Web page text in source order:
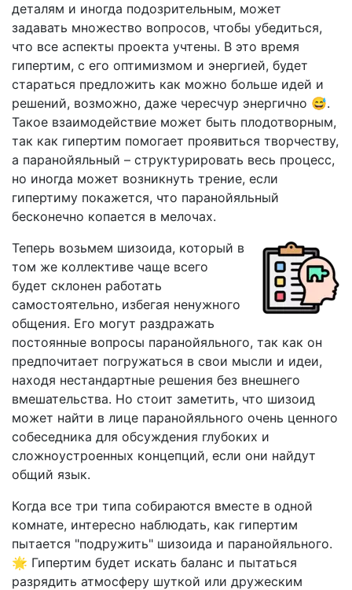
деталям и иногда подозрительным, может
задавать множество вопросов, чтобы убедиться,
что все аспекты проекта учтены. В это время
гипертим, с его оптимизмом и энергией, будет
стараться предложить как можно больше идей и
решений, возможно, даже чересчур энергично 😅.
Такое взаимодействие может быть плодотворным,
так как гипертим помогает проявиться творчеству,
а паранойяльный – структурировать весь процесс,
но иногда может возникнуть трение, если
гипертиму покажется, что паранойяльный
бесконечно копается в мелочах.
Теперь возьмем шизоида, который в
том же коллективе чаще всего
будет склонен работать
самостоятельно, избегая ненужного
общения. Его могут раздражать
постоянные вопросы паранойяльного, так как он
предпочитает погружаться в свои мысли и идеи,
находя нестандартные решения без внешнего
вмешательства. Но стоит заметить, что шизоид
может найти в лице паранойяльного очень ценного
собеседника для обсуждения глубоких и
сложноустроенных концепций, если они найдут
общий язык.
Когда все три типа собираются вместе в одной
комнате, интересно наблюдать, как гипертим
пытается "подружить" шизоида и паранойяльного.
🌟 Гипертим будет искать баланс и пытаться
разрядить атмосферу шуткой или дружеским